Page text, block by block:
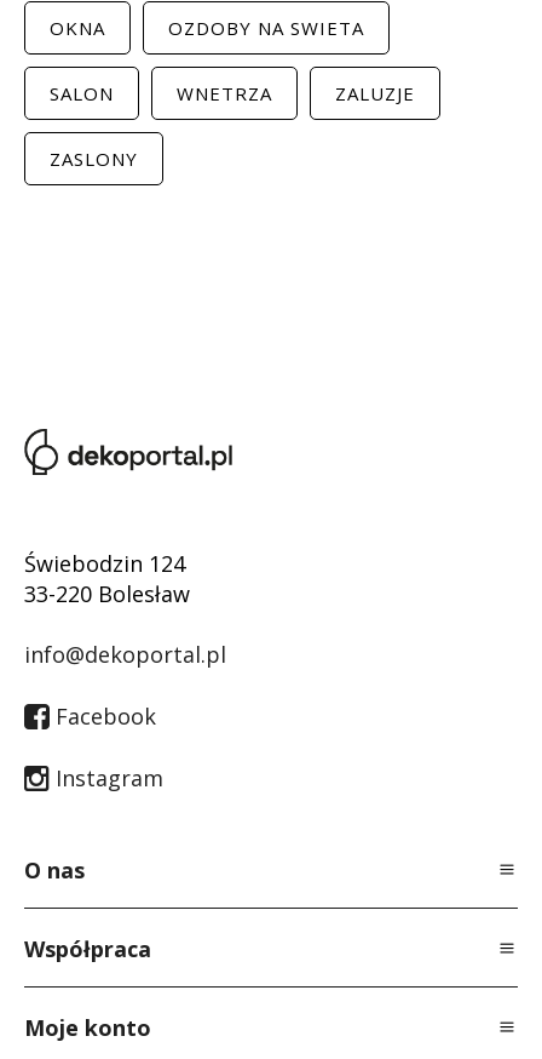
OKNA OZDOBY NA SWIETA
SALON WNETRZA ZALUZJE
ZASLONY
Świebodzin 124
33-220 Bolesław
info@dekoportal.pl
Facebook
Instagram
O nas
Polityka prywatności
Kontakt
Współpraca
Dla producentów
Moje konto